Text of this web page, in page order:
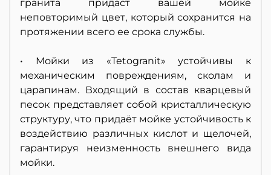
гранита придаст вашей мойке
неповторимый цвет, который сохранится на
протяжении всего ее срока службы.
• Мойки из «Tetogranit» устойчивы к
механическим повреждениям, сколам и
царапинам. Входящий в состав кварцевый
песок представляет собой кристаллическую
структуру, что придаёт мойке устойчивость к
воздействию различных кислот и щелочей,
гарантируя неизменность внешнего вида
мойки.